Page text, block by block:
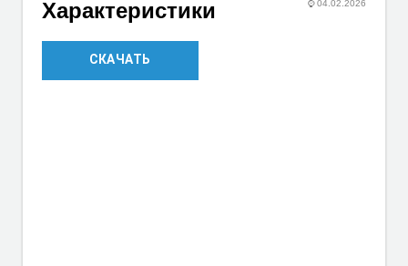
⌚04.02.2026
Характеристики
СКАЧАТЬ